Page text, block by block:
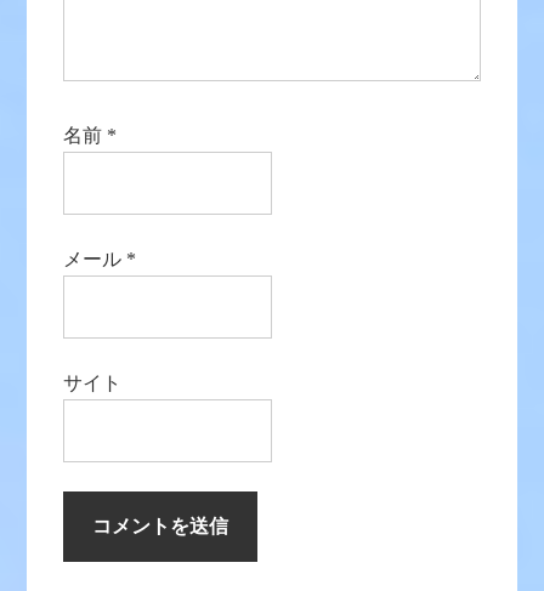
名前 *
メール *
サイト